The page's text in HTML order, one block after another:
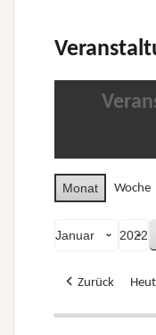
Monat Woche
Zurück